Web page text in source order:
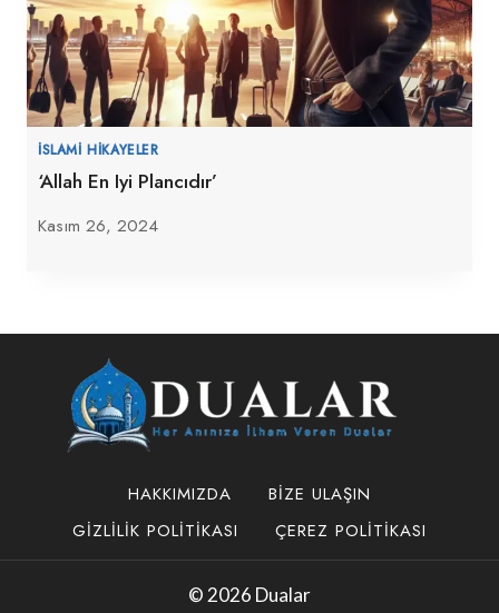
İSLAMI HIKAYELER
‘Allah En Iyi Plancıdır’
Kasım 26, 2024
HAKKIMIZDA
BIZE ULAŞIN
GIZLILIK POLITIKASI
ÇEREZ POLITIKASI
© 2026 Dualar